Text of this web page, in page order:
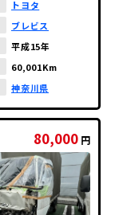
トヨタ
ブレビス
平成15年
60,001Km
神奈川県
80,000 円